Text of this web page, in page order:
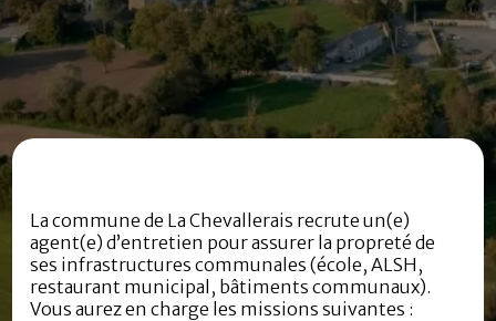
La commune de La Chevallerais recrute un(e)
agent(e) d’entretien pour assurer la propreté de
ses infrastructures communales (école, ALSH,
restaurant municipal, bâtiments communaux).
Vous aurez en charge les missions suivantes :